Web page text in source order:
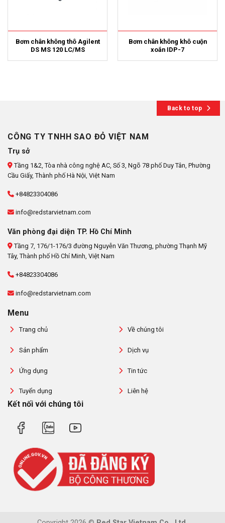
Bơm chân không thô Agilent
DS MS 120 LC/MS
Bơm chân không khô cuộn
xoắn IDP-7
Back to top
CÔNG TY TNHH SAO ĐỎ VIỆT NAM
Trụ sở
Tầng 1&2, Tòa nhà công nghệ AC, Số 3, Ngõ 78 phố Duy Tân, Phường
Cầu Giấy, Thành phố Hà Nội, Việt Nam
+84823304086
info@redstarvietnam.com
Văn phòng đại diện TP. Hồ Chí Minh
Tầng 7, 176/1-176/3 đường Nguyễn Văn Thương, phường Thạnh Mỹ
Tây, Thành phố Hồ Chí Minh, Việt Nam
+84823304086
info@redstarvietnam.com
Menu
Trang chủ Về chúng tôi
Sản phẩm Dịch vụ
Ứng dụng Tin tức
Tuyển dụng Liên hệ
Kết nối với chúng tôi